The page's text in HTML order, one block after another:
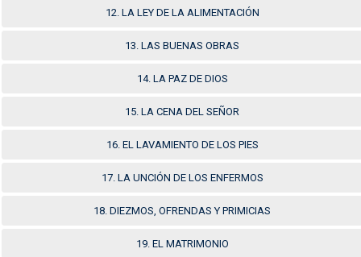
12. LA LEY DE LA ALIMENTACIÓN
13. LAS BUENAS OBRAS
14. LA PAZ DE DIOS
15. LA CENA DEL SEÑOR
16. EL LAVAMIENTO DE LOS PIES
17. LA UNCIÓN DE LOS ENFERMOS
18. DIEZMOS, OFRENDAS Y PRIMICIAS
19. EL MATRIMONIO